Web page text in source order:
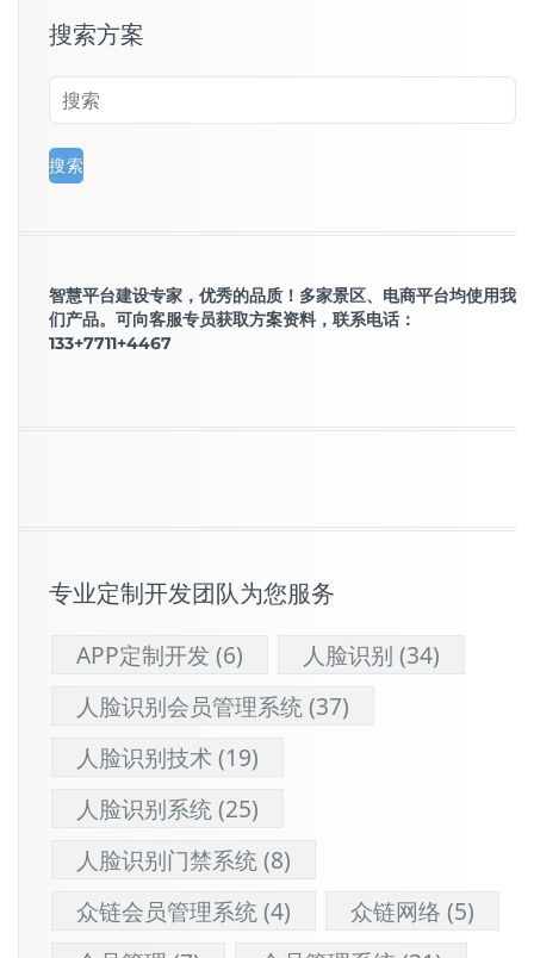
搜索方案
智慧平台建设专家，优秀的品质！多家景区、电商平台均使用我
们产品。可向客服专员获取方案资料，联系电话：
133+7711+4467
专业定制开发团队为您服务
APP定制开发 (6) 人脸识别 (34)
人脸识别会员管理系统(37)
人脸识别技术(19)
人脸识别系统(25)
人脸识别门禁系统(8)
众链会员管理系统(4) 众链网络 (5)